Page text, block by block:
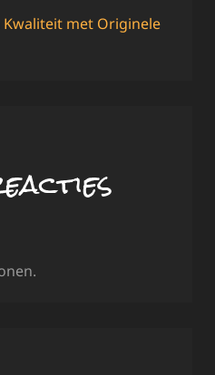
met Originele